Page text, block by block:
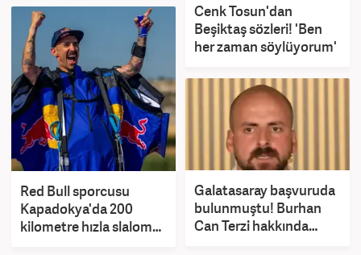
Cenk Tosun'dan
Beşiktaş sözleri! 'Ben
her zaman söylüyorum'
Red Bull sporcusu
Kapadokya'da 200
kilometre hızla slalom
Galatasaray başvuruda
bulunmuştu! Burhan
Can Terzi hakkında